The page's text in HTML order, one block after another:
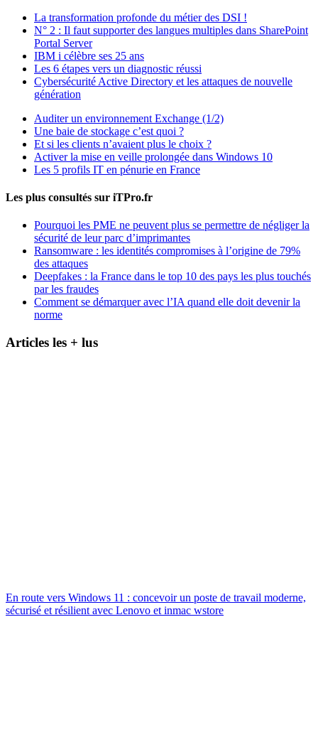
La transformation profonde du métier des DSI !
N° 2 : Il faut supporter des langues multiples dans SharePoint
Portal Server
IBM i célèbre ses 25 ans
Les 6 étapes vers un diagnostic réussi
Cybersécurité Active Directory et les attaques de nouvelle
génération
Auditer un environnement Exchange (1/2)
Une baie de stockage c’est quoi ?
Et si les clients n’avaient plus le choix ?
Activer la mise en veille prolongée dans Windows 10
Les 5 profils IT en pénurie en France
Les plus consultés sur iTPro.fr
Pourquoi les PME ne peuvent plus se permettre de négliger la
sécurité de leur parc d’imprimantes
Ransomware : les identités compromises à l’origine de 79%
des attaques
Deepfakes : la France dans le top 10 des pays les plus touchés
par les fraudes
Comment se démarquer avec l’IA quand elle doit devenir la
norme
Articles les + lus
En route vers Windows 11 : concevoir un poste de travail moderne,
sécurisé et résilient avec Lenovo et inmac wstore